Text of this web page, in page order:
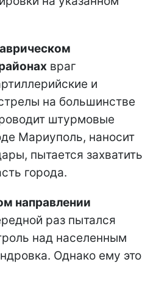
враг
и
на большинстве
штурмовые
Мариуполь, наносит
пытается захватить
города.
направлении
раз пытался
над населенным
Однако ему это